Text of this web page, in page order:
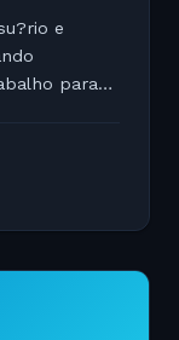
e
para